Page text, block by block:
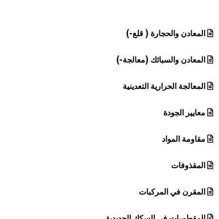
المعادن والحجارة ( قلع-)
المعادن والسبائك (معالجة-)
المعالجة الحرارية التعدينية
معايير الجودة
مقاومة المواد
المقذوفات
المقرن في المركبات